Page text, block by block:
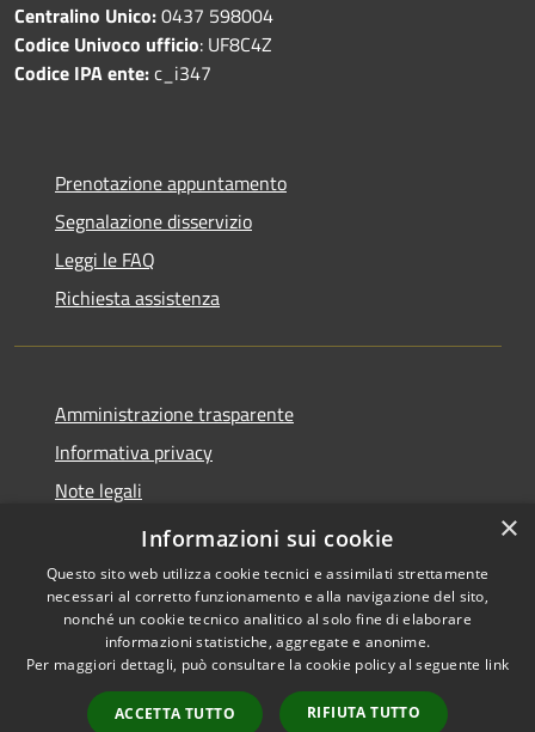
Centralino Unico:0437 598004
Codice Univoco ufficio: UF8C4Z
Codice IPA ente:c_i347
Prenotazione appuntamento
Segnalazione disservizio
Leggi le FAQ
Richiesta assistenza
Amministrazione trasparente
Informativa privacy
Note legali
Dichiarazione di accessibilità
Accessibilità
Copyright © 2026 • Comune di
San Tomaso Agordino •
Powered byMunicipium
×
Informazioni sui cookie
Questo sito web utilizza cookie tecnici e assimilati strettamente
necessari al corretto funzionamento e alla navigazione del sito,
nonché un cookie tecnico analitico al solo fine di elaborare
informazioni statistiche, aggregate e anonime.
Per maggiori dettagli, può consultare la cookie policy al seguente link
ACCETTA TUTTO RIFIUTA TUTTO